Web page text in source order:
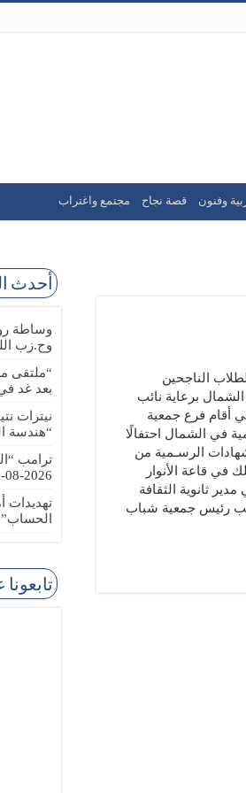
وفنون قصة نجاح مجتمع واغتراب
الناجحين
برعاية نائب
أقام فرع جمعية
في الشمال احتفالًا
الرسـمية من
في قاعة الأنوار
ثانوية الثقافة
رئيس جمعية شباب
أحدث
وساطة
وح.زب
“ملتقى
بعد غد
نيترات
“هندسة
ترامب
2026-08-02
تهديدات